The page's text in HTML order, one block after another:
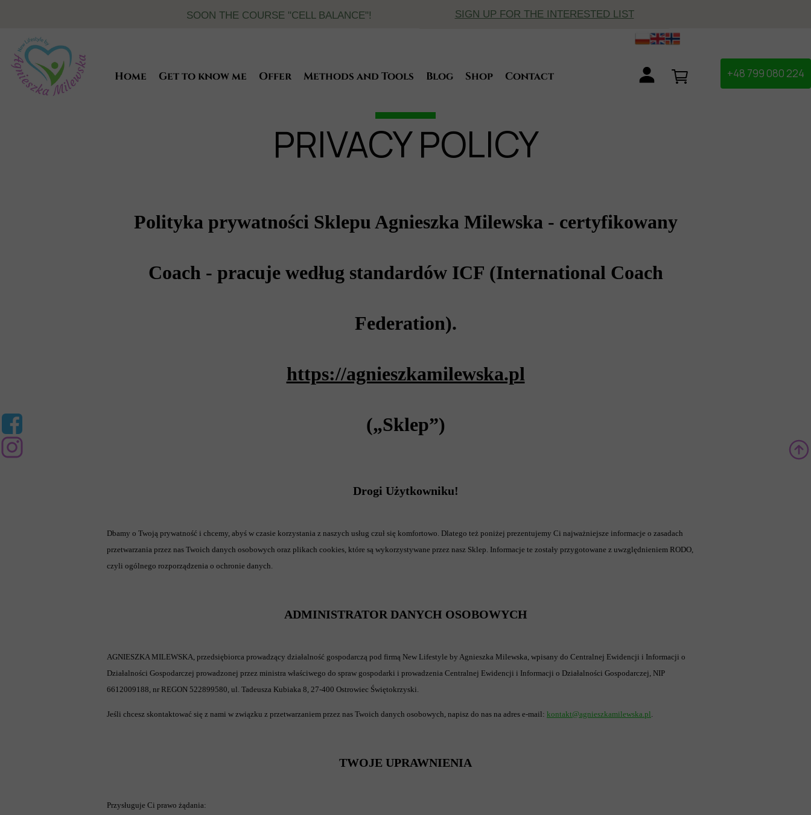
SOON THE COURSE "CELL BALANCE"! SIGN UP FOR THE INTERESTED LIST
+48 799 080 224
Home
Get to know me
Offer
Methods and Tools
Cell analysis SO/check
Quantum Analysis of Magnetic Resonance
Blog Shop Contact
PRIVACY POLICY
Polityka prywatności Sklepu Agnieszka Milewska - certyfikowany
Coach - pracuje według standardów ICF (International Coach
Federation).
https://agnieszkamilewska.pl
(„Sklep”)
Drogi Użytkowniku!
Dbamy o Twoją prywatność i chcemy, abyś w czasie korzystania z naszych usług czuł się komfortowo. Dlatego też poniżej prezentujemy Ci najważniejsze informacje o zasadach
przetwarzania przez nas Twoich danych osobowych oraz plikach cookies, które są wykorzystywane przez nasz Sklep. Informacje te zostały przygotowane z uwzględnieniem RODO,
czyli ogólnego rozporządzenia o ochronie danych.
ADMINISTRATOR DANYCH OSOBOWYCH
AGNIESZKA MILEWSKA, przedsiębiorca prowadzący działalność gospodarczą pod firmą New Lifestyle by Agnieszka Milewska, wpisany do Centralnej Ewidencji i Informacji o
Działalności Gospodarczej prowadzonej przez ministra właściwego do spraw gospodarki i prowadzenia Centralnej Ewidencji i Informacji o Działalności Gospodarczej, NIP
6612009188, nr REGON 522899580, ul. Tadeusza Kubiaka 8, 27-400 Ostrowiec Świętokrzyski.
Jeśli chcesz skontaktować się z nami w związku z przetwarzaniem przez nas Twoich danych osobowych, napisz do nas na adres e-mail: kontakt@agnieszkamilewska.pl.
TWOJE UPRAWNIENIA
Przysługuje Ci prawo żądania: